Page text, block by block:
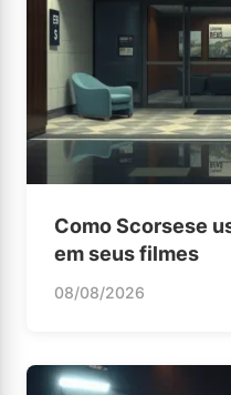
Como Scorsese
em seus filmes
08/08/2026